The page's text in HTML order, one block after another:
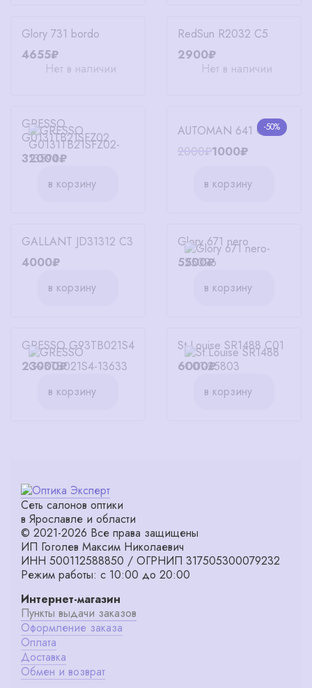
Glory 731 bordo
4655₽
Нет в наличии
RedSun R2032 C5
2900₽
Нет в наличии
GRESSO
G0131TB21SFZ02
32000₽
в корзину
-50%
AUTOMAN 641 C41
2000₽1000₽
в корзину
GALLANT JD31312 C3
4000₽
в корзину
Glory 671 nero
5500₽
в корзину
GRESSO G93TB021S4
23000₽
в корзину
St.Louise SR1488 C01
6000₽
в корзину
Сеть салонов оптики
в Ярославле и области
© 2021-2026 Все права защищены
ИП Гоголев Максим Николаевич
ИНН 500112588850 / ОГРНИП 317505300079232
Режим работы: с 10:00 до 20:00
Интернет-магазин
Пункты выдачи заказов
Оформление заказа
Оплата
Доставка
Обмен и возврат